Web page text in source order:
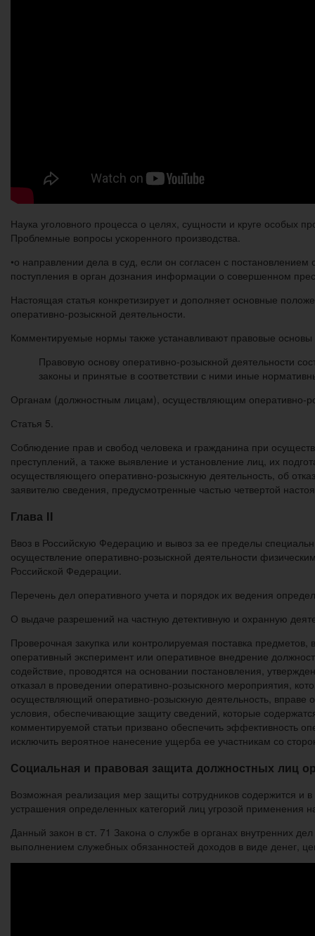
Наука уголовного процесса о целях, сущности и круге особых
Проблемные вопросы ускоренного производства.
•о направлении дела в суд, если он согласен с
поступления в орган дознания информации о совершенном
Настоящая статья конкретизирует и дополняет основные
оперативно-розыскной деятельности.
Комментируемые нормы также устанавливают правовые
Правовую основу оперативно-розыскной деятельности
законы и принятые в соответствии с ними иные
Органам (должностным лицам), осуществляющим оперативно-
Статья 5.
Соблюдение прав и свобод человека и гражданина при
преступлений, а также выявление и установление лиц, их
осуществляющего оперативно-розыскную деятельность, об
заявителю сведения, предусмотренные частью четвертой
Глава II
Ввоз в Российскую Федерацию и вывоз за ее пределы
осуществление оперативно-розыскной деятельности
Российской Федерации.
Перечень дел оперативного учета и порядок их ведения
О выдаче разрешений на частную детективную и охранную
Проверочная закупка или контролируемая поставка
оперативный эксперимент или оперативное внедрение
содействие, проводятся на основании постановления,
отказал в проведении оперативно-розыскного мероприятия,
осуществляющий оперативно-розыскную деятельность, вправе
условия, обес­печивающие защиту сведений, которые
комментируемой статьи призвано обеспе­чить эффективность
исключить вероят­ное нанесение ущерба ее участникам со
Социальная и правовая защита должностных лиц
Возможная реализация мер защиты сотрудников содержится и
устрашения определенных категорий лиц угрозой применения
Данный закон в ст. 71 Закона о службе в органах внутренних
выполнением служебных обязанностей доходов в виде денег,